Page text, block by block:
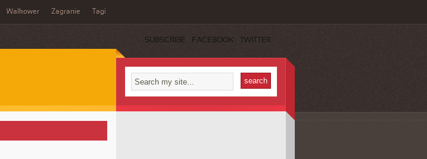
Walkower Zagranie Tagi
SUBSCRIBE FACEBOOK TWITTER